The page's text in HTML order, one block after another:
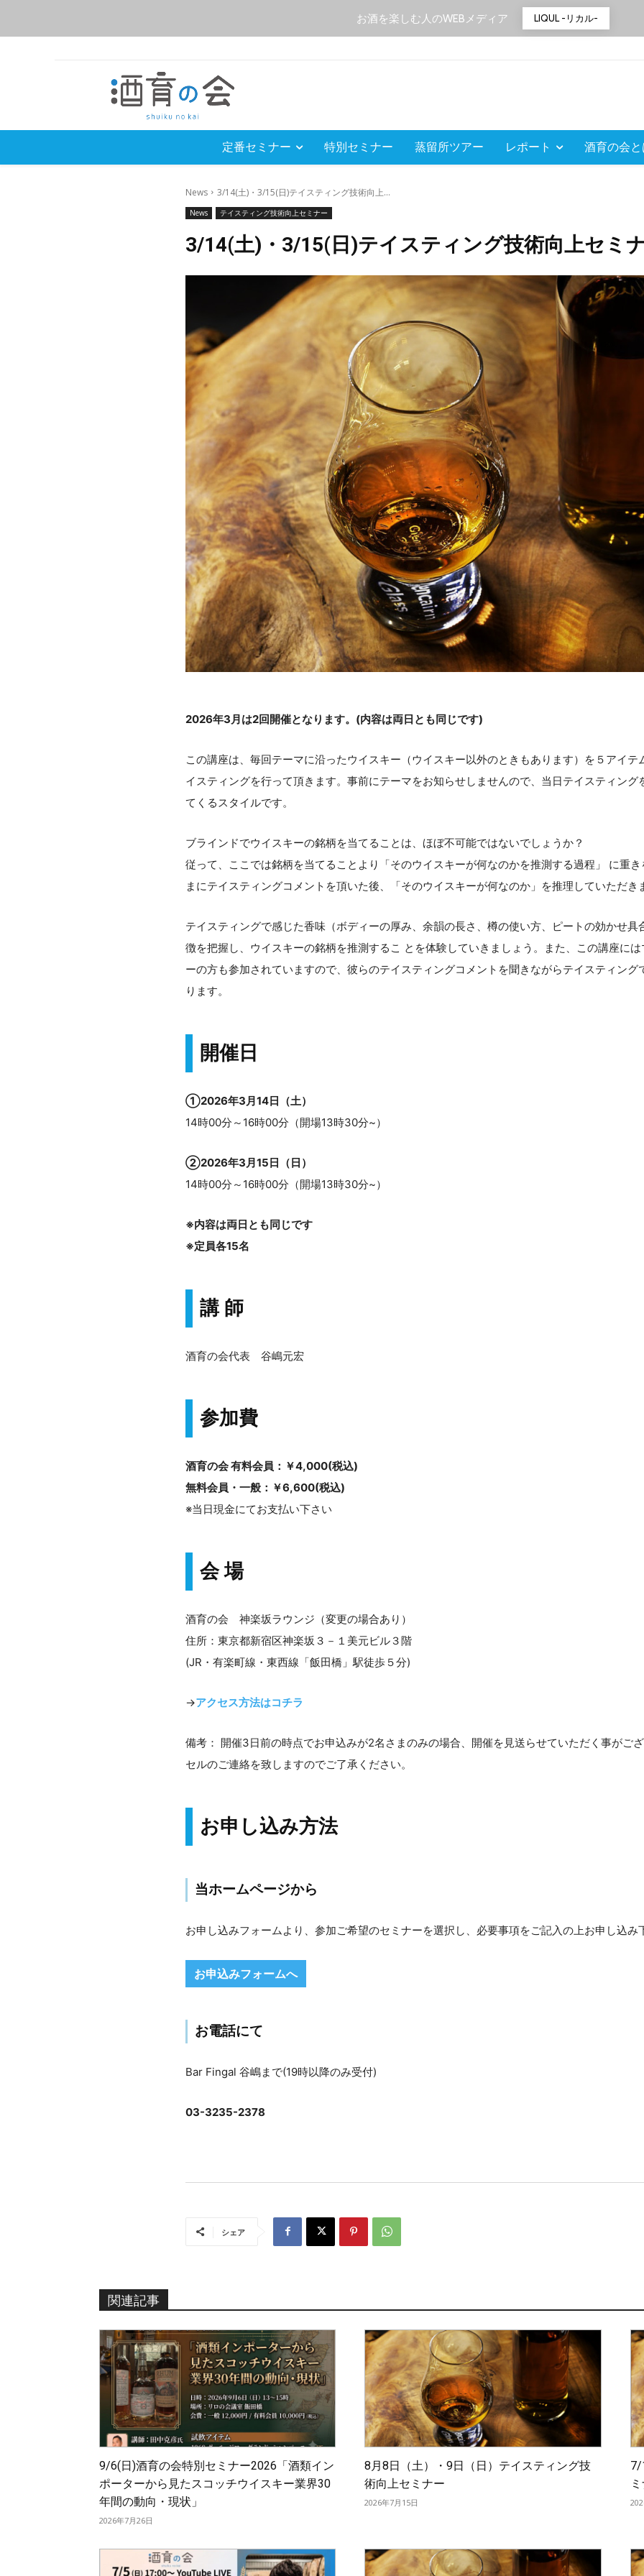
お酒を楽しむ人のWEBメディア LIQUL -リカル-
定番セミナー 特別セミナー 蒸留所ツアー レポート 酒育の会と
News 3/14(土)・3/15(日)テイスティング技術向上...
News テイスティング技術向上セミナー
3/14(土)・3/15(日)テイスティング技術向上セミ
2026年3月は2回開催となります。(内容は両日とも同じです)
この講座は、毎回テーマに沿ったウイスキー（ウイスキー以外のときもあります）を５アイテ
イスティングを行って頂きます。事前にテーマをお知らせしませんので、当日テイスティング
てくるスタイルです。
ブラインドでウイスキーの銘柄を当てることは、ほぼ不可能ではないでしょうか？
従って、ここでは銘柄を当てることより「そのウイスキーが何なのかを推測する過程」 に重
まにテイスティングコメントを頂いた後、「そのウイスキーが何なのか」を推理していただき
テイスティングで感じた香味（ボディーの厚み、余韻の長さ、樽の使い方、ピートの効かせ具
徴を把握し、ウイスキーの銘柄を推測するこ とを体験していきましょう。また、この講座に
ーの方も参加されていますので、彼らのテイスティングコメントを聞きながらテイスティング
ります。
開催日
①2026年3月14日（土）
14時00分～16時00分（開場13時30分~）
②2026年3月15日（日）
14時00分～16時00分（開場13時30分~）
※内容は両日とも同じです
※定員各15名
講 師
酒育の会代表 谷嶋元宏
参加費
酒育の会 有料会員：￥4,000(税込)
無料会員・一般：￥6,600(税込)
※当日現金にてお支払い下さい
会 場
酒育の会 神楽坂ラウンジ（変更の場合あり）
住所：東京都新宿区神楽坂３－１美元ビル３階
(JR・有楽町線・東西線「飯田橋」駅徒歩５分)
→アクセス方法はコチラ
備考： 開催3日前の時点でお申込みが2名さまのみの場合、開催を見送らせていただく事がご
セルのご連絡を致しますのでご了承ください。
お申し込み方法
当ホームページから
お申し込みフォームより、参加ご希望のセミナーを選択し、必要事項をご記入の上お申し込み
お申込みフォームへ
お電話にて
Bar Fingal 谷嶋まで(19時以降のみ受付)
03-3235-2378
シェア
関連記事
9/6(日)酒育の会特別セミナー2026「酒類イン
ポーターから見たスコッチウイスキー業界30
年間の動向・現状」
2026年7月26日
8月8日（土）・9日（日）テイスティング技
術向上セミナー
2026年7月15日
7/